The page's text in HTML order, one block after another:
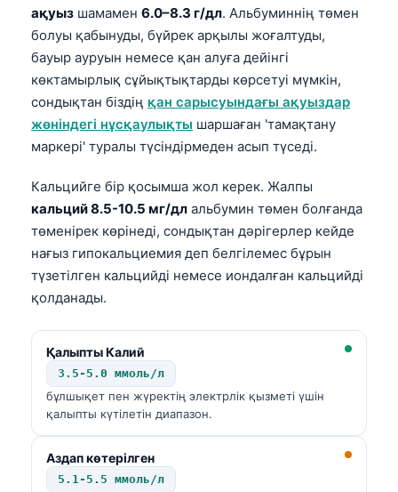
ақуыз шамамен 6.0–8.3 г/дл. Альбуминнің төмен
болуы қабынуды, бүйрек арқылы жоғалтуды,
бауыр ауруын немесе қан алуға дейінгі
көктамырлық сұйықтықтарды көрсетуі мүмкін,
сондықтан біздің қан сарысуындағы ақуыздар
жөніндегі нұсқаулықты шаршаған 'тамақтану
маркері' туралы түсіндірмеден асып түседі.
Кальцийге бір қосымша жол керек. Жалпы
кальций 8.5-10.5 мг/дл альбумин төмен болғанда
төменірек көрінеді, сондықтан дәрігерлер кейде
нағыз гипокальциемия деп белгілемес бұрын
түзетілген кальцийді немесе иондалған кальцийді
қолданады.
Қалыпты Калий
3.5-5.0 ммоль/л
бұлшықет пен жүректің электрлік қызметі үшін
қалыпты күтілетін диапазон.
Аздап көтерілген
5.1-5.5 ммоль/л
ئۇيغۇرچە
Кыргызча
Татар теле
Беларуская мова
Esperanto
Ślōnskŏ gŏdka
Norsk bokmål